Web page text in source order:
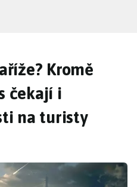
Kromě
čekají i
na turisty